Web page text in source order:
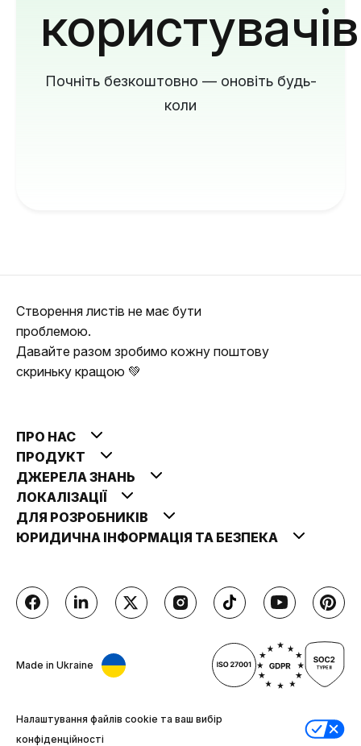
користувачів
Почніть безкоштовно — оновіть будь-
коли
Створення листів не має бути
проблемою.
Давайте разом зробимо кожну поштову
скриньку кращою 💚
ПРО НАС
ПРОДУКТ
ДЖЕРЕЛА ЗНАНЬ
ЛОКАЛІЗАЦІЇ
ДЛЯ РОЗРОБНИКІВ
ЮРИДИЧНА ІНФОРМАЦІЯ ТА БЕЗПЕКА
Made in Ukraine
Налаштування файлів cookie та ваш вибір
конфіденційності